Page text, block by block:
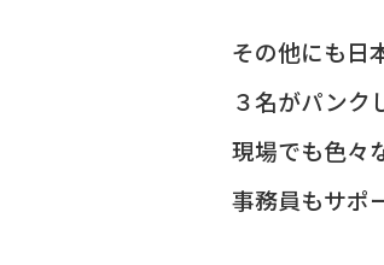
その他にも日
３名がパンク
現場でも色々
事務員もサポ